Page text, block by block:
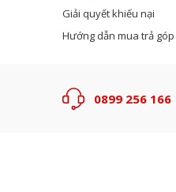
Giải quyết khiếu nại
Hướng dẫn mua trả góp
0899 256 166